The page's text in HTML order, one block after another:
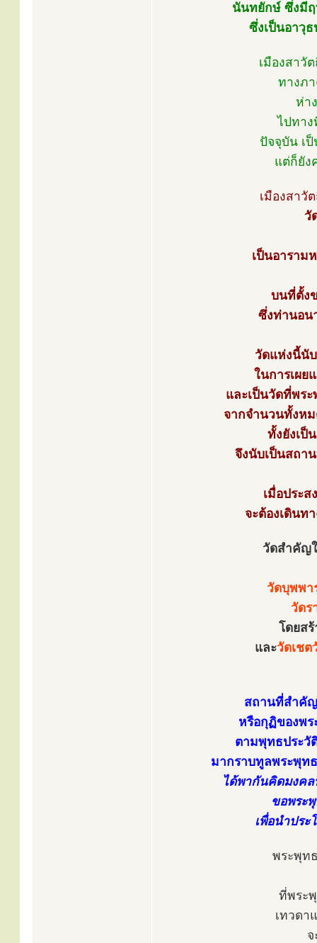
นันทยักษ์ ซึ่งมีฤ
ซึ่งเป็นอาวุ
เมืองสาวั
ทางภ
ห่า
ไปทา
ปัจจุบัน เ
แต่ก็ยัง
เมืองสาวั
วั
เป็นอาราม
บนที่ตั้ง
ซึ่งท่านอน
วัดแห่งนี้นั
ในการเผ
และเป็นวัดที่พร
จากจำนวนทั้งห
ทั้งยังเป็
จึงนับเป็นสถา
เมื่อประ
จะต้องเดินท
วัดสำคัญ
วัดบุพพา
วัดร
โดยส
และวัดเชต
สถานที่สำคั
หรือกุฏิของพร
ตามพุทธประวั
มากราบทูลพระพุท
ได้พากันคิดมงคล
ขอพระ
เพื่อนำปร
พระพุท
ที่พระ
เทวดา